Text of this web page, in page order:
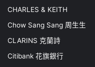
CHARLES & KEITH
Chow Sang Sang 周生生
CLARINS 克蘭詩
Citibank 花旗銀行